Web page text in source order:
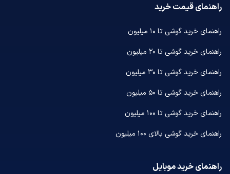
راهنمای قیمت خرید
راهنمای خرید گوشی تا ۱۰ میلیون
راهنمای خرید گوشی تا ۲۰ میلیون
راهنمای خرید گوشی تا ۳۰ میلیون
راهنمای خرید گوشی تا ۵۰ میلیون
راهنمای خرید گوشی تا ۱۰۰ میلیون
راهنمای خرید گوشی بالای ۱۰۰ میلیون
راهنمای خرید موبایل